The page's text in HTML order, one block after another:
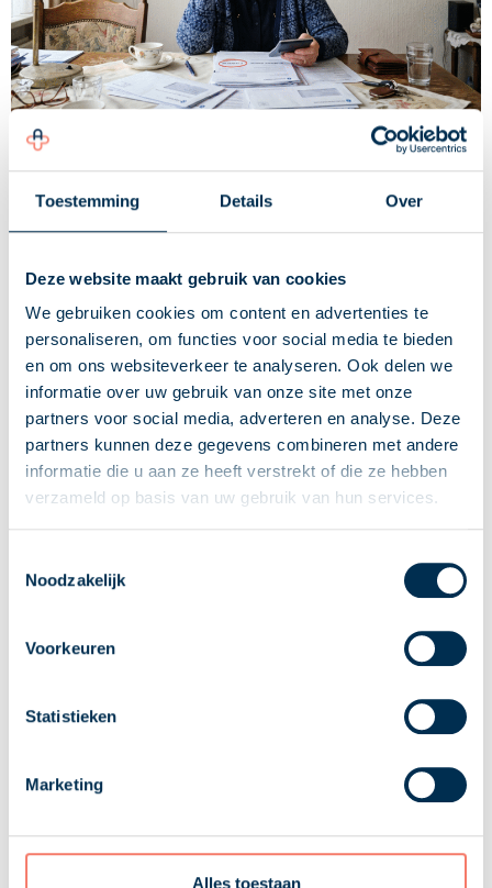
Toestemming Details Over
Deze website maakt gebruik van cookies
We gebruiken cookies om content en advertenties te
personaliseren, om functies voor social media te bieden
en om ons websiteverkeer te analyseren. Ook delen we
informatie over uw gebruik van onze site met onze
partners voor social media, adverteren en analyse. Deze
partners kunnen deze gegevens combineren met andere
informatie die u aan ze heeft verstrekt of die ze hebben
verzameld op basis van uw gebruik van hun services.
Noodzakelijk
Voorkeuren
Statistieken
Marketing
Alles toestaan
Een vrouw ontvangt een AOW-uitkering van slechts € 328 per jaar. Daarnaast
ontvangt zij ruim € 26.000 aan Duits pensioen. Door die minimale AOW is zij
Uitstel bedrag ineens naar 1 januari 2029
Het kabinet stelt de invoering van het keuzerecht bedrag ineens opnieuw uit.
De beoogde ingangsdatum van 1 juli 2026 wordt verschoven naar 1 januari
kennis maken?
mkb-ondernemingen met ons
verfrissende accountancy-
concept. Waar je op dit moment